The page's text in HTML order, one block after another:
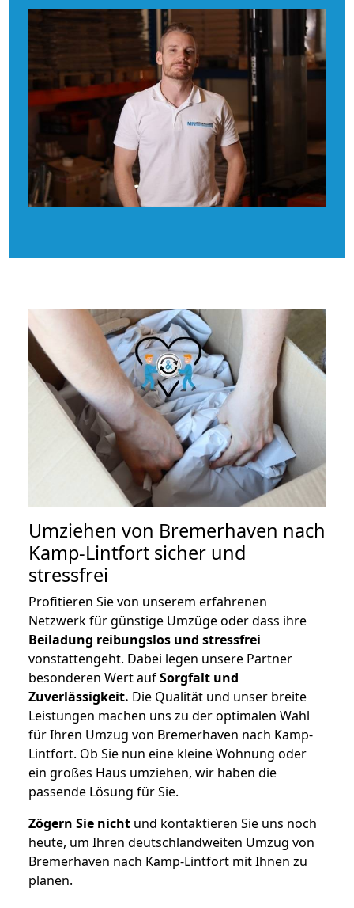
Umziehen von Bremerhaven nach
Kamp-Lintfort sicher und
stressfrei
Profitieren Sie von unserem erfahrenen
Netzwerk für günstige Umzüge oder dass ihre
Beiladung reibungslos und stressfrei
vonstattengeht. Dabei legen unsere Partner
besonderen Wert aufSorgfalt und
Zuverlässigkeit. Die Qualität und unser breite
Leistungen machen uns zu der optimalen Wahl
für Ihren Umzug von Bremerhaven nach Kamp-
Lintfort. Ob Sie nun eine kleine Wohnung oder
ein großes Haus umziehen, wir haben die
passende Lösung für Sie.
Zögern Sie nicht und kontaktieren Sie uns noch
heute, um Ihren deutschlandweiten Umzug von
Bremerhaven nach Kamp-Lintfort mit Ihnen zu
planen.